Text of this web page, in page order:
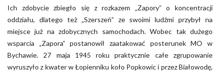
Ich zdobycie zbiegło się z rozkazem „Zapory” o koncentracji
oddziału, dlatego też „Szerszeń” ze swoimi ludźmi przybył na
miejsce już na zdobycznych samochodach. Wobec tak dużego
wsparcia „Zapora” postanowił zaatakować posterunek MO w
Bychawie. 27 maja 1945 roku praktycznie całe zgrupowanie
wyruszyło z kwater w Łopienniku koło Popkowic i przez Białowodę,